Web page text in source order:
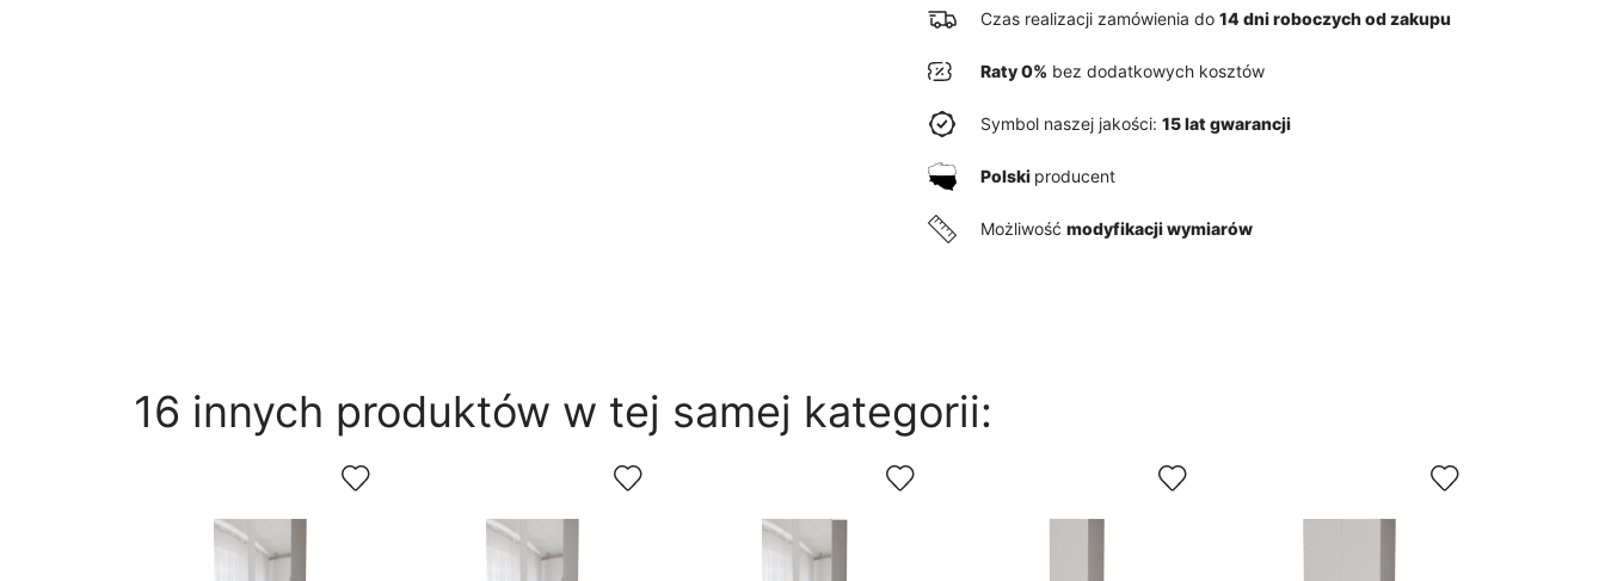
Czas realizacji zamówienia do 14 dni roboczych od zakupu
Raty 0% bez dodatkowych kosztów
Symbol naszej jakości: 15 lat gwarancji
Polski producent
Możliwość modyfikacji wymiarów
16 innych produktów w tej samej kategorii: